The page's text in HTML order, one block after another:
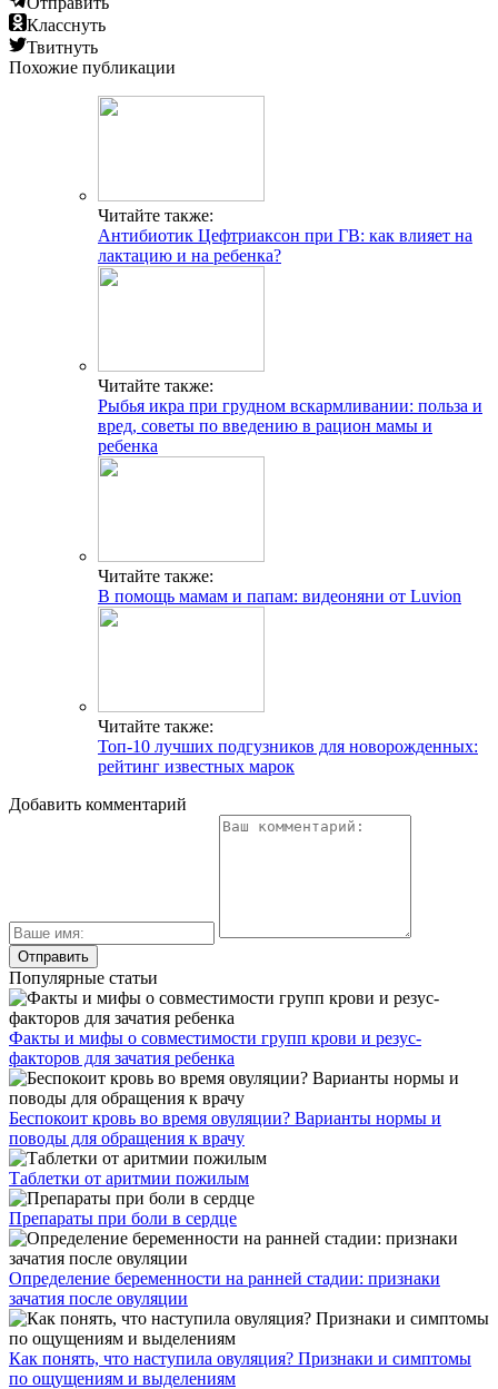
Класснуть
Твитнуть
Похожие публикации
Читайте также:
Антибиотик Цефтриаксон при ГВ: как влияет на
лактацию и на ребенка?
Читайте также:
Рыбья икра при грудном вскармливании: польза и
вред, советы по введению в рацион мамы и
ребенка
Читайте также:
В помощь мамам и папам: видеоняни от Luvion
Читайте также:
Топ-10 лучших подгузников для новорожденных:
рейтинг известных марок
Добавить комментарий
Популярные статьи
Факты и мифы о совместимости групп крови и резус-
факторов для зачатия ребенка
Беспокоит кровь во время овуляции? Варианты нормы и
поводы для обращения к врачу
Таблетки от аритмии пожилым
Препараты при боли в сердце
Определение беременности на ранней стадии: признаки
зачатия после овуляции
Как понять, что наступила овуляция? Признаки и симптомы
по ощущениям и выделениям